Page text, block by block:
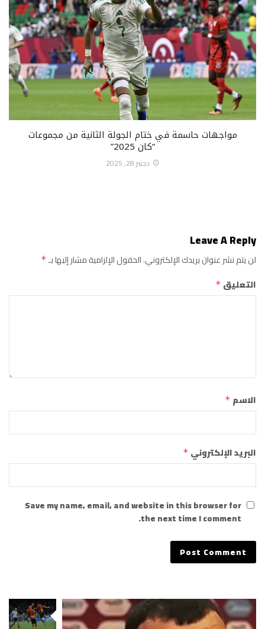
مواجهات حاسمة في ختام الجولة الثانية من مجموعات
“كان 2025”
دجنبر 28, 2025
Leave A Reply
لن يتم نشر عنوان بريدك الإلكتروني.الحقول الإلزامية مشار إليها بـ*
التعليق *
الاسم *
البريد الإلكتروني *
Save my name, email, and website in this browser for
the next time I comment.